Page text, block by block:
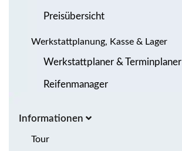
Preisübersicht
Werkstattplanung, Kasse & Lager
Werkstattplaner & Terminplaner
Reifenmanager
Informationen
Tour